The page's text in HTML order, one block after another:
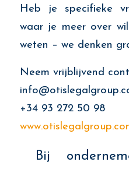
Heb je specifieke
waar je meer over
weten – we denken
Neem vrijblijvend
+34 93 272 50 98
Bij